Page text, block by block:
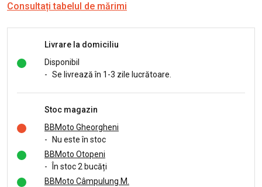
Consultați tabelul de mărimi
Livrare la domiciliu
Disponibil
- Se livrează în 1-3 zile lucrătoare.
Stoc magazin
BBMoto Gheorgheni
-
Nu este în stoc
BBMoto Otopeni
-
În stoc 2 bucăți
BBMoto Câmpulung M.